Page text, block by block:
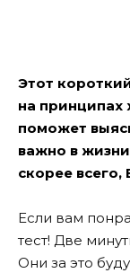
Этот
на принципах
поможет
важно в
скорее всего,
Если вам
тест! Две
Они за это